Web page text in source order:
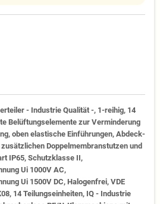
- Industrie Qualität -, 1-reihig, 14
Belüftungselemente zur Verminderung
oben elastische Einführungen, Abdeck-
Doppelmembranstutzen und
IP65, Schutzklasse II,
Ui 1000V AC,
Ui 1500V DC, Halogenfrei, VDE
14 Teilungseinheiten, IQ - Industrie